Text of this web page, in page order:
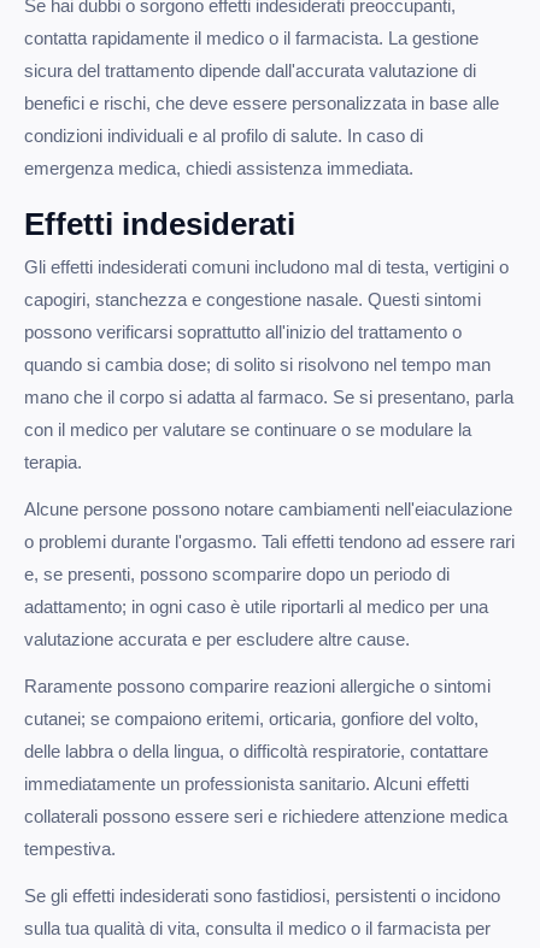
Se hai dubbi o sorgono effetti indesiderati preoccupanti,
contatta rapidamente il medico o il farmacista. La gestione
sicura del trattamento dipende dall'accurata valutazione di
benefici e rischi, che deve essere personalizzata in base alle
condizioni individuali e al profilo di salute. In caso di
emergenza medica, chiedi assistenza immediata.
Effetti indesiderati
Gli effetti indesiderati comuni includono mal di testa, vertigini o
capogiri, stanchezza e congestione nasale. Questi sintomi
possono verificarsi soprattutto all'inizio del trattamento o
quando si cambia dose; di solito si risolvono nel tempo man
mano che il corpo si adatta al farmaco. Se si presentano, parla
con il medico per valutare se continuare o se modulare la
terapia.
Alcune persone possono notare cambiamenti nell'eiaculazione
o problemi durante l'orgasmo. Tali effetti tendono ad essere rari
e, se presenti, possono scomparire dopo un periodo di
adattamento; in ogni caso è utile riportarli al medico per una
valutazione accurata e per escludere altre cause.
Raramente possono comparire reazioni allergiche o sintomi
cutanei; se compaiono eritemi, orticaria, gonfiore del volto,
delle labbra o della lingua, o difficoltà respiratorie, contattare
immediatamente un professionista sanitario. Alcuni effetti
collaterali possono essere seri e richiedere attenzione medica
tempestiva.
Se gli effetti indesiderati sono fastidiosi, persistenti o incidono
sulla tua qualità di vita, consulta il medico o il farmacista per